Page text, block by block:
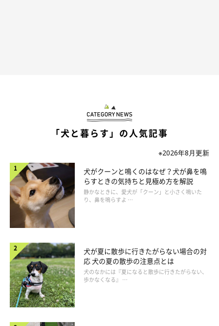
――犬が冬太りしないため、食事面で気を付けることはあります
か。
岡本先生：
「冬に太りやすい体質の犬は、冬場だけカロリーの低い事に変更
するといいでしょう。また、クリスマスからお正月は家族で一緒
にいる時間が増え、おすそ分けをもらう機会も増えるので、与え
すぎに注意です」
「犬と暮らす」の人気記事
※2026年8月更新
犬がクーンと鳴くのはなぜ？犬が鼻を鳴
らすときの気持ちと見極め方を解説
静かなときに、愛犬が「クーン」と小さく鳴いた
り、鼻を鳴らすよ …
犬が夏に散歩に行きたがらない場合の対
応 犬の夏の散歩の注意点とは
犬のなかには『夏になると散歩に行きたがらない、
歩かなくなる』 …